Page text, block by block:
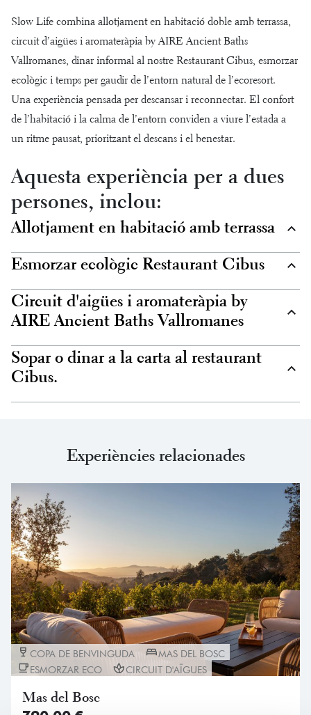
Slow Life combina allotjament en habitació doble amb terrassa,
circuit d’aigües i aromateràpia by AIRE Ancient Baths
Vallromanes, dinar informal al nostre Restaurant Cibus, esmorzar
ecològic i temps per gaudir de l’entorn natural de l’ecoresort.
Una experiència pensada per descansar i reconnectar. El confort
de l’habitació i la calma de l’entorn conviden a viure l’estada a
un ritme pausat, prioritzant el descans i el benestar.
Aquesta experiència per a dues
persones, inclou:
Allotjament en habitació amb terrassa
Esmorzar ecològic Restaurant Cibus
Circuit d'aigües i aromateràpia by
AIRE Ancient Baths Vallromanes
Sopar o dinar a la carta al restaurant
Cibus.
Experiències relacionades
COPA DE BENVINGUDA MAS DEL BOSC
ESMORZAR ECO CIRCUIT D'AÏGUES
Mas del Bosc